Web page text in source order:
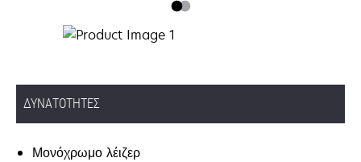
ΔΥΝΑΤΌΤΗΤΕΣ
Μονόχρωμο λέιζερ